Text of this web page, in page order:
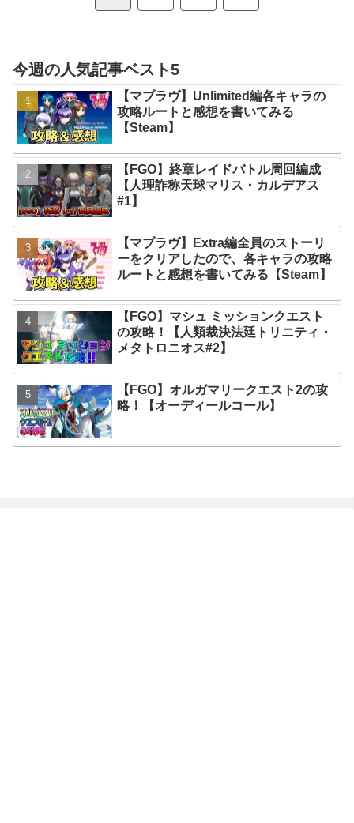
今週の人気記事ベスト5
【マブラヴ】Unlimited編各キャラの
攻略ルートと感想を書いてみる
【Steam】
【FGO】終章レイドバトル周回編成
【人理詐称天球マリス・カルデアス
#1】
【マブラヴ】Extra編全員のストーリ
ーをクリアしたので、各キャラの攻略
ルートと感想を書いてみる【Steam】
【FGO】マシュ ミッションクエスト
の攻略！【人類裁決法廷トリニティ・
メタトロニオス#2】
【FGO】オルガマリークエスト2の攻
略！【オーディールコール】